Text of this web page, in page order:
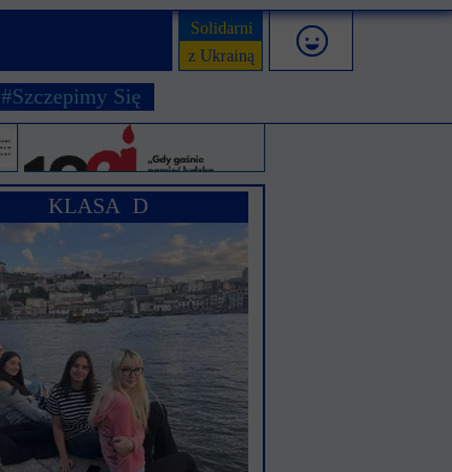
Solidarni
z Ukrainą
KLASA D
#Szczepimy Się